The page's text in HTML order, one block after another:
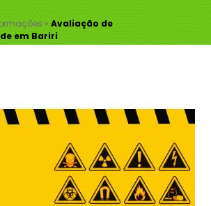
» Avaliação de
em Bariri